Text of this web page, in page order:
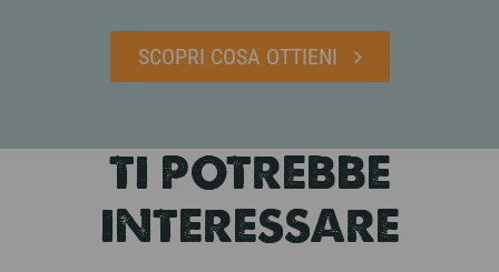
SCOPRI COSA OTTIENI
TI POTREBBE
INTERESSARE